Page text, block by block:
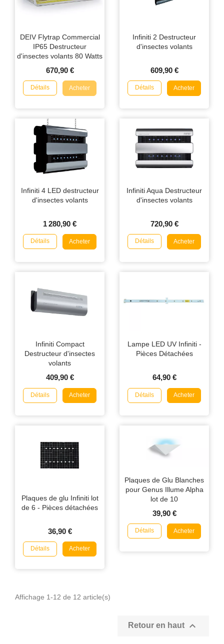
DEIV Flytrap Commercial
IP65 Destructeur
d'insectes volants 80 Watts
670,90 €
Détails Acheter
Infiniti 2 Destructeur
d'insectes volants
609,90 €
Détails Acheter
Infiniti 4 LED destructeur
d'insectes volants
1 280,90 €
Détails Acheter
Infiniti Aqua Destructeur
d'insectes volants
720,90 €
Détails Acheter
Infiniti Compact
Destructeur d'insectes
volants
409,90 €
Détails Acheter
Lampe LED UV Infiniti -
Pièces Détachées
64,90 €
Détails Acheter
Plaques de glu Infiniti lot
de 6 - Pièces détachées
36,90 €
Détails Acheter
Plaques de Glu Blanches
pour Genus Illume Alpha
lot de 10
39,90 €
Détails Acheter
Affichage 1-12 de 12 article(s)
Retour en haut 